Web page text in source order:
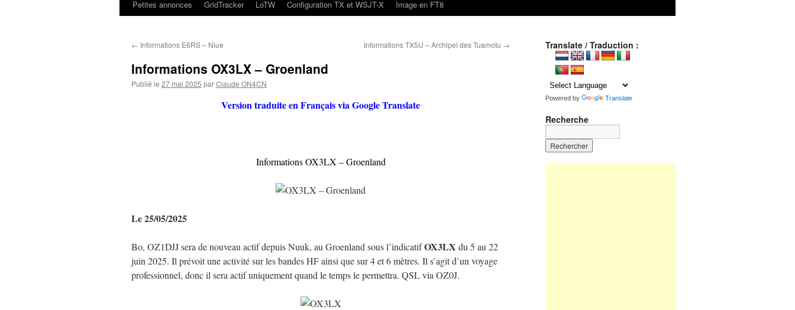
Petites annonces
GridTracker LoTW Configuration TX et WSJT-X Image en FT8
← Informations E6RS – Niue Informations TX5U – Archipel des Tuamotu →
Informations OX3LX – Groenland
Publié le 27 mai 2025 parClaude ON4CN
Version traduite en Français via Google Translate
Informations OX3LX – Groenland
Le 25/05/2025
Bo, OZ1DJJ sera de nouveau actif depuis Nuuk, au Groenland sous l’indicatifOX3LX du 5 au 22
juin 2025. Il prévoit une activité sur les bandes HF ainsi que sur 4 et 6 mètres. Il s’agit d’un voyage
professionnel, donc il sera actif uniquement quand le temps le permettra. QSL via OZ0J.
Translate / Traduction :
Powered by Translate
Recherche